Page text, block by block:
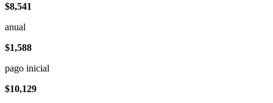
$8,541
anual
$1,588
pago inicial
$10,129